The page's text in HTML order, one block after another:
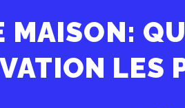
MAISON:
LES